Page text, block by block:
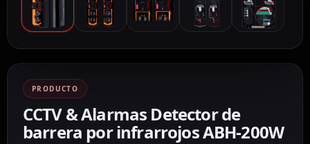
PRODUCTO
CCTV & Alarmas Detector de
barrera por infrarrojos ABH-200W